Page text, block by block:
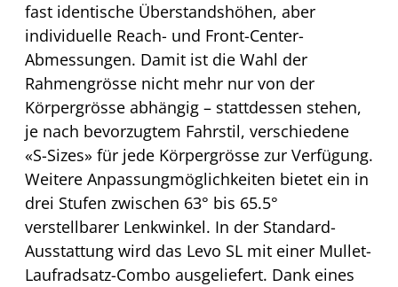
fast identische Überstandshöhen, aber
individuelle Reach- und Front-Center-
Abmessungen. Damit ist die Wahl der
Rahmengrösse nicht mehr nur von der
Körpergrösse abhängig – stattdessen stehen,
je nach bevorzugtem Fahrstil, verschiedene
«S-Sizes» für jede Körpergrösse zur Verfügung.
Weitere Anpassungmöglichkeiten bietet ein in
drei Stufen zwischen 63° bis 65.5°
verstellbarer Lenkwinkel. In der Standard-
Ausstattung wird das Levo SL mit einer Mullet-
Laufradsatz-Combo ausgeliefert. Dank eines